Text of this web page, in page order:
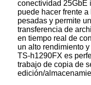
conectividad 25GbE
puede hacer frente
pesadas y permite
transferencia de
en tiempo real de
un alto rendimiento
TS-h1290FX es
trabajo de copia de
edición/